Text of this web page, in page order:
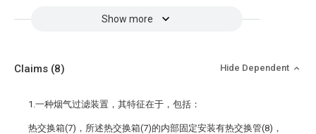
Show more
Claims (8) Hide Dependent
1.一种烟气过滤装置，其特征在于，包括：
热交换箱(7)，所述热交换箱(7)的内部固定安装有热交换管(8)，